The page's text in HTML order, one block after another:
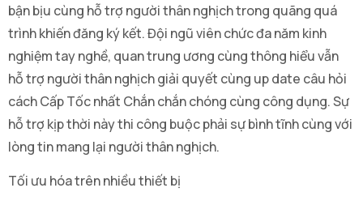
bận bịu cùng hỗ trợ người thân nghịch trong quãng quá
trình khiến đăng ký kết. Đội ngũ viên chức đa năm kinh
nghiệm tay nghề, quan trung ương cùng thông hiểu vẫn
hỗ trợ người thân nghịch giải quyết cùng up date câu hỏi
cách Cấp Tốc nhất Chắn chắn chóng cùng công dụng. Sự
hỗ trợ kịp thời này thi công buộc phải sự bình tĩnh cùng với
lòng tin mang lại người thân nghịch.
Tối ưu hóa trên nhiều thiết bị